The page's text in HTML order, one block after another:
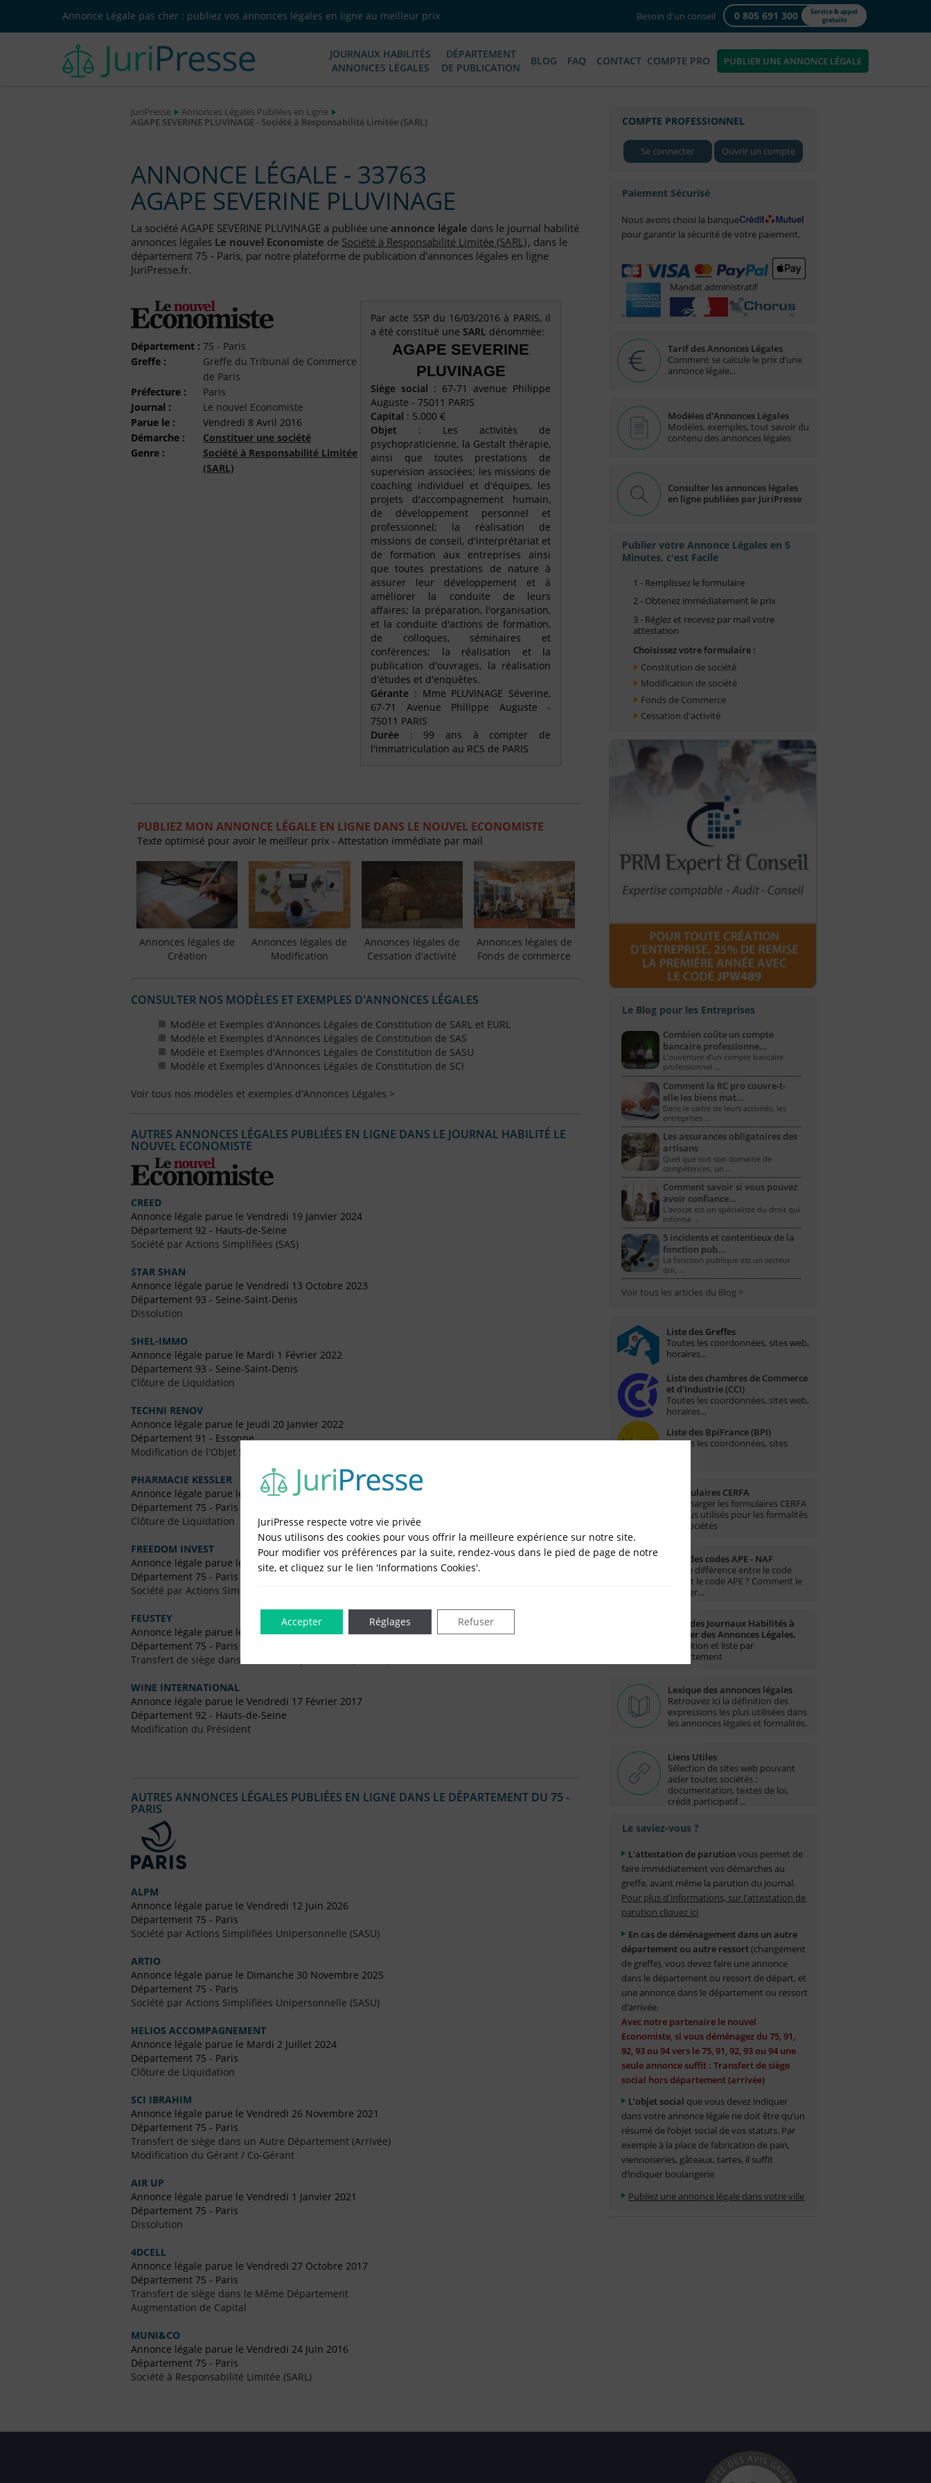
Annonce Légale pas cher : publiez vos annonces légales en ligne au meilleur prix Besoin d'un conseil 0 805 691 300
Service & appel
gratuits
JOURNAUX HABILITÉS
ANNONCES LÉGALES
DÉPARTEMENT
DE PUBLICATION
BLOG FAQ CONTACT COMPTE PRO PUBLIER UNE ANNONCE LÉGALE
JuriPresse
Annonces Légales Publiées en Ligne
AGAPE SEVERINE PLUVINAGE - Société à Responsabilité Limitée (SARL)
ANNONCE LÉGALE - 33763
AGAPE SEVERINE PLUVINAGE
La société AGAPE SEVERINE PLUVINAGE a publiée une annonce légale dans le journal habilité
annonces légales Le nouvel Economiste de Société à Responsabilité Limitée (SARL), dans le
département 75 - Paris, par notre plateforme de publication d'annonces légales en ligne
JuriPresse.fr.
Département : 75 - Paris
Greffe :
Greffe du Tribunal de Commerce
de Paris
Préfecture :
Paris
Journal :
Le nouvel Economiste
Parue le :
Vendredi 8 Avril 2016
Démarche :
Constituer une société
Genre :
Société à Responsabilité Limitée
(SARL)
Par acte SSP du 16/03/2016 à PARIS, il
a été constitué une SARL dénommée:
AGAPE SEVERINE
PLUVINAGE
Siège social : 67-71 avenue Philippe
Auguste - 75011 PARIS
Capital : 5.000 €
Objet : Les activités de
psychopraticienne, la Gestalt thérapie,
ainsi que toutes prestations de
supervision associées; les missions de
coaching individuel et d'équipes, les
projets d'accompagnement humain,
de développement personnel et
professionnel; la réalisation de
missions de conseil, d'interprétariat et
de formation aux entreprises ainsi
que toutes prestations de nature à
assurer leur développement et à
améliorer la conduite de leurs
affaires; la préparation, l'organisation,
et la conduite d'actions de formation,
de colloques, séminaires et
conférences; la réalisation et la
publication d'ouvrages, la réalisation
d'études et d'enquêtes.
Gérante : Mme PLUVINAGE Séverine,
67-71 Avenue Philippe Auguste -
75011 PARIS
Durée : 99 ans à compter de
l'immatriculation au RCS de PARIS
PUBLIEZ MON ANNONCE LÉGALE EN LIGNE DANS LE NOUVEL ECONOMISTE
Texte optimisé pour avoir le meilleur prix - Attestation immédiate par mail
Annonces légales de
Création
Annonces légales de
Modification
Annonces légales de
Cessation d'activité
Annonces légales de
Fonds de commerce
CONSULTER NOS MODÈLES ET EXEMPLES D'ANNONCES LÉGALES
Modèle et Exemples d'Annonces Légales de Constitution de SARL et EURL
Modèle et Exemples d'Annonces Légales de Constitution de SAS
Modèle et Exemples d'Annonces Légales de Constitution de SASU
Modèle et Exemples d'Annonces Légales de Constitution de SCI
Voir tous nos modèles et exemples d'Annonces Légales >
AUTRES ANNONCES LÉGALES PUBLIÉES EN LIGNE DANS LE JOURNAL HABILITÉ LE
NOUVEL ECONOMISTE
CREED
Annonce légale parue le Vendredi 19 Janvier 2024
Département 92 - Hauts-de-Seine
Société par Actions Simplifiées (SAS)
STAR SHAN
Annonce légale parue le Vendredi 13 Octobre 2023
Département 93 - Seine-Saint-Denis
Dissolution
SHEL-IMMO
Annonce légale parue le Mardi 1 Février 2022
Département 93 - Seine-Saint-Denis
Clôture de Liquidation
TECHNI RENOV
Annonce légale parue le Jeudi 20 Janvier 2022
Département 91 - Essonne
Modification de l'Objet Social
PHARMACIE KESSLER
Annonce légale parue le Vendredi 5 Février 2021
Département 75 - Paris
Clôture de Liquidation
FREEDOM INVEST
Annonce légale parue le Vendredi 26 Avril 2019
Département 75 - Paris
Société par Actions Simplifiées (SAS)
FEUSTEY
Annonce légale parue le Vendredi 24 Mars 2017
Département 75 - Paris
Transfert de siège dans un Autre Département (Arrivée)
WINE INTERNATIONAL
Annonce légale parue le Vendredi 17 Février 2017
Département 92 - Hauts-de-Seine
Modification du Président
AUTRES ANNONCES LÉGALES PUBLIÉES EN LIGNE DANS LE DÉPARTEMENT DU 75 -
PARIS
ALPM
Annonce légale parue le Vendredi 12 Juin 2026
Département 75 - Paris
Société par Actions Simplifiées Unipersonnelle (SASU)
ARTIO
Annonce légale parue le Dimanche 30 Novembre 2025
Département 75 - Paris
Société par Actions Simplifiées Unipersonnelle (SASU)
HELIOS ACCOMPAGNEMENT
Annonce légale parue le Mardi 2 Juillet 2024
Département 75 - Paris
Clôture de Liquidation
SCI IBRAHIM
Annonce légale parue le Vendredi 26 Novembre 2021
Département 75 - Paris
Transfert de siège dans un Autre Département (Arrivée)
Modification du Gérant / Co-Gérant
AIR UP
Annonce légale parue le Vendredi 1 Janvier 2021
Département 75 - Paris
Dissolution
4DCELL
Annonce légale parue le Vendredi 27 Octobre 2017
Département 75 - Paris
Transfert de siège dans le Même Département
Augmentation de Capital
MUNI&CO
Annonce légale parue le Vendredi 24 Juin 2016
Département 75 - Paris
Société à Responsabilité Limitée (SARL)
COMPTE PROFESSIONNEL
Se connecter Ouvrir un compte
Paiement Sécurisé
Nous avons choisi la banque
pour garantir la sécurité de votre paiement.
Mandat administratif
Tarif des Annonces Légales
Comment se calcule le prix d’une
annonce légale...
Modèles d'Annonces Légales
Modèles, exemples, tout savoir du
contenu des annonces légales
Consulter les annonces légales
en ligne publiées par JuriPresse
Publier votre Annonce Légales en 5
Minutes, c'est Facile
1 - Remplissez le formulaire
2 - Obtenez immédiatement le prix
3 - Réglez et recevez par mail votre
attestation
Choisissez votre formulaire :
Constitution de société
Modification de société
Fonds de Commerce
Cessation d'activité
Le Blog pour les Entreprises
Combien coûte un compte
bancaire professionne…
L’ouverture d’un compte bancaire
professionnel …
Comment la RC pro couvre-t-
elle les biens mat…
Dans le cadre de leurs activités, les
entreprises …
Les assurances obligatoires des
artisans
Quel que soit son domaine de
compétences, un …
Comment savoir si vous pouvez
avoir confiance…
L'avocat est un spécialiste du droit qui
informe …
5 incidents et contentieux de la
fonction pub…
La fonction publique est un secteur
qui, …
Voir tous les articles du Blog >
Liste des Greffes
Toutes les coordonnées, sites web,
horaires...
Liste des chambres de Commerce
et d'Industrie (CCI)
Toutes les coordonnées, sites web,
horaires...
Liste des BpiFrance (BPI)
Toutes les coordonnées, sites
Formulaires CERFA
Télécharger les formulaires CERFA
les plus utilisés pour les formalités
des sociétés
Liste des codes APE - NAF
Quelle différence entre le code
NAF et le code APE ? Comment le
trouver…
Liste des Journaux Habilités à
publier des Annonces Légales.
Définition et liste par
département
Lexique des annonces légales
Retrouvez ici la définition des
expressions les plus utilisées dans
les annonces légales et formalités.
Liens Utiles
Sélection de sites web pouvant
aider toutes sociétés :
documentation, textes de loi,
crédit participatif ...
Le saviez-vous ?
L'attestation de parution vous permet de
faire immédiatement vos démarches au
greffe, avant même la parution du journal.
Pour plus d'informations, sur l'attestation de
parution cliquez ici
En cas de déménagement dans un autre
département ou autre ressort(changement
de greffe), vous devez faire une annonce
dans le département ou ressort de départ, et
une annonce dans le département ou ressort
d’arrivée.
Avec notre partenaire le nouvel
Economiste, si vous déménagez du 75, 91,
92, 93 ou 94 vers le 75, 91, 92, 93 ou 94 une
seule annonce suffit : Transfert de siège
social hors département (arrivée)
L’objet social que vous devez indiquer
dans votre annonce légale ne doit être qu’un
résumé de l’objet social de vos statuts. Par
exemple à la place de fabrication de pain,
viennoiseries, gâteaux, tartes, il suffit
d’indiquer boulangerie
Publiez une annonce légale dans votre ville
JuriPresse respecte votre vie privée
Nous utilisons des cookies pour vous offrir la meilleure expérience sur notre site.
Pour modifier vos préférences par la suite, rendez-vous dans le pied de page de notre
site, et cliquez sur le lien 'Informations Cookies'.
Accepter Refuser
Réglages